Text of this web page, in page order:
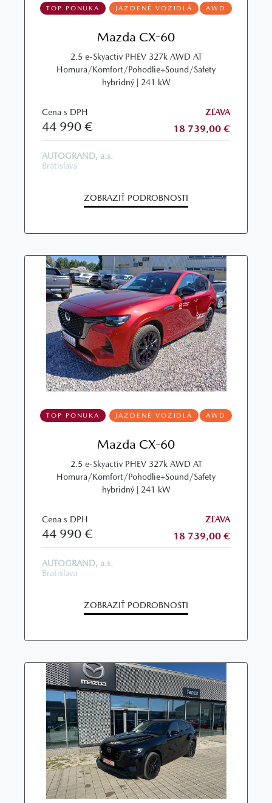
TOP PONUKA JAZDENÉ VOZIDLÁ AWD
Mazda CX-60
2.5 e-Skyactiv PHEV 327k AWD AT
Homura/Komfort/Pohodlie+Sound/Safety
hybridný | 241 kW
Cena s DPH
44 990 €
ZĽAVA
18 739,00 €
AUTOGRAND, a.s.
Bratislava
ZOBRAZIŤ PODROBNOSTI
TOP PONUKA JAZDENÉ VOZIDLÁ AWD
Mazda CX-60
2.5 e-Skyactiv PHEV 327k AWD AT
Homura/Komfort/Pohodlie+Sound/Safety
hybridný | 241 kW
Cena s DPH
44 990 €
ZĽAVA
18 739,00 €
AUTOGRAND, a.s.
Bratislava
ZOBRAZIŤ PODROBNOSTI